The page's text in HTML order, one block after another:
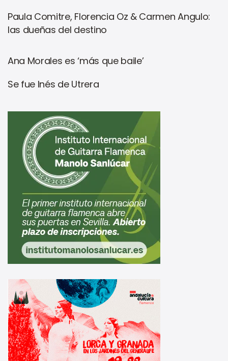
NEWS
Paula Comitre, Florencia Oz & Carmen Angulo:
las dueñas del destino
NEWS
Ana Morales es ‘más que baile’
NEWS
Se fue Inés de Utrera